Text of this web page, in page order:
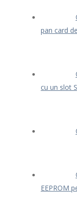
pan card
cu un slot
EEPROM